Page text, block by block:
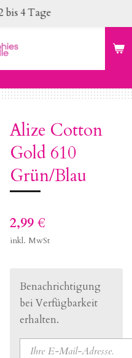
bis 4 Tage
Alize Cotton
Gold 610
Grün/Blau
2,99 €
inkl. MwSt
Benachrichtigung
bei Verfügbarkeit
erhalten.